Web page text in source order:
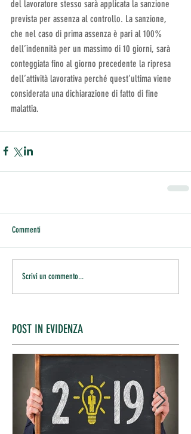
del lavoratore stesso sarà applicata la sanzione
prevista per assenza al controllo. La sanzione,
che nel caso di prima assenza è pari al 100%
dell’indennità per un massimo di 10 giorni, sarà
conteggiata fino al giorno precedente la ripresa
dell’attività lavorativa perché quest’ultima viene
considerata una dichiarazione di fatto di fine
malattia.
Commenti
Scrivi un commento...
POST IN EVIDENZA